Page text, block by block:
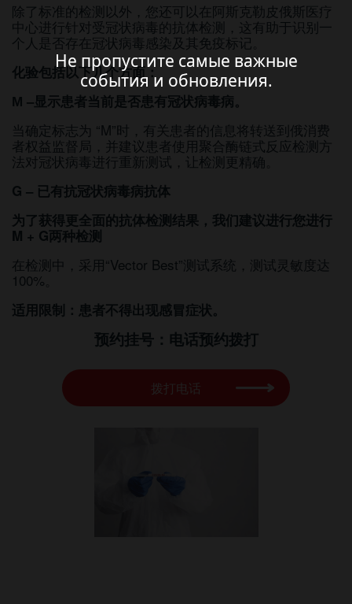
Не пропустите самые важные
события и обновления.
Не пропустите самые важные
события и обновления.
除了标准的检测以外，您还可以在阿斯克勒皮俄斯医疗
中心进行针对受冠状病毒的抗体检测，这有助于识别一
个人是否存在冠状病毒感染及其免疫标记。
化验包括以下几个方面：
М –显示患者当前是否患有冠状病毒病。
当确定标志为 “M”时，有关患者的信息将转送到俄消费
者权益监督局，并建议患者使用聚合酶链式反应检测方
法对冠状病毒进行重新测试，让检测更精确。
G – 已有抗冠状病毒病抗体
为了获得更全面的抗体检测结果，我们建议进行您进行
M + G两种检测
在检测中，采用“Vector Best”测试系统，测试灵敏度达
100%。
适用限制：患者不得出现感冒症状。
预约挂号：电话预约拨打
拨打电话